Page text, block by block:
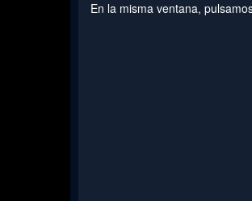
En la misma ventana,